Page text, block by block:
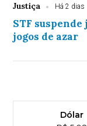
Justiça Há 2 dias
STF
jogos de azar
Dólar